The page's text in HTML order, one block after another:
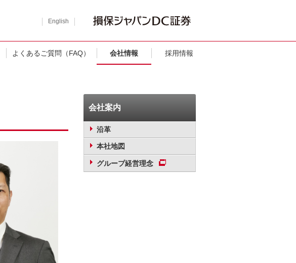
English
よくあるご質問（FAQ） 会社情報 採用情報
会社案内
沿革
本社地図
グループ経営理念